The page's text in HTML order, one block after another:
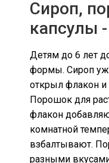
Сироп,
капсулы
Детям до 6 лет
формы. Сироп
открыл флакон
Порошок для
флакон
комнатной
взбалтывают.
разными